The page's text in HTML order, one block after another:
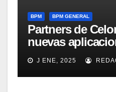
BPM BPM GENERAL
Partners de
nuevas
automarizar
Gestión de
Seguros
J ENE, 2025